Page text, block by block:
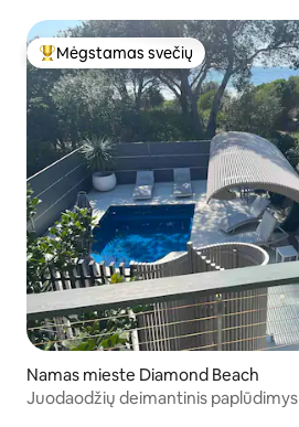
Svečių mėgstamiausias
Mėgstamas svečių
Namas mieste Diamond Beach
Juodaodžių deimantinis paplūdimys